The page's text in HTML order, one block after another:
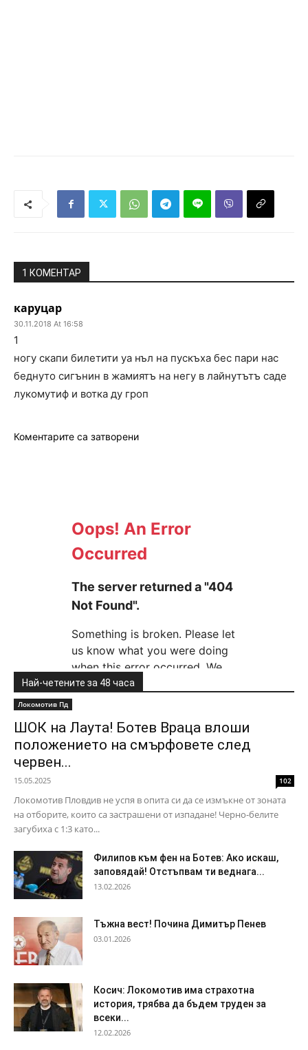
1 КОМЕНТАР
каруцар
30.11.2018 At 16:58
1
ногу скапи билетити уа нъл на пускъха бес пари нас
беднуто сигънин в жамиятъ на негу в лайнутътъ саде
лукомутиф и вотка ду гроп
Коментарите са затворени
Най-четените за 48 часа
Локомотив Пд
ШОК на Лаута! Ботев Враца влоши
положението на смърфовете след
червен...
15.05.2025 102
Локомотив Пловдив не успя в опита си да се измъкне от зоната
на отборите, които са застрашени от изпадане! Черно-белите
загубиха с 1:3 като...
Филипов към фен на Ботев: Ако искаш,
заповядай! Отстъпвам ти веднага...
13.02.2026
Тъжна вест! Почина Димитър Пенев
03.01.2026
Косич: Локомотив има страхотна
история, трябва да бъдем труден за
всеки...
12.02.2026